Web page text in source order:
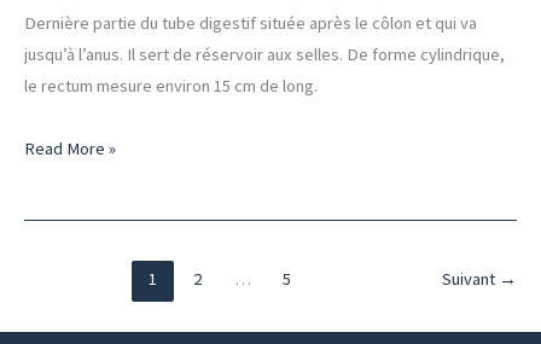
Dernière partie du tube digestif située après le côlon et qui va
jusqu’à l’anus. Il sert de réservoir aux selles. De forme cylindrique,
le rectum mesure environ 15 cm de long.
Read More »
1 2 … 5 Suivant →